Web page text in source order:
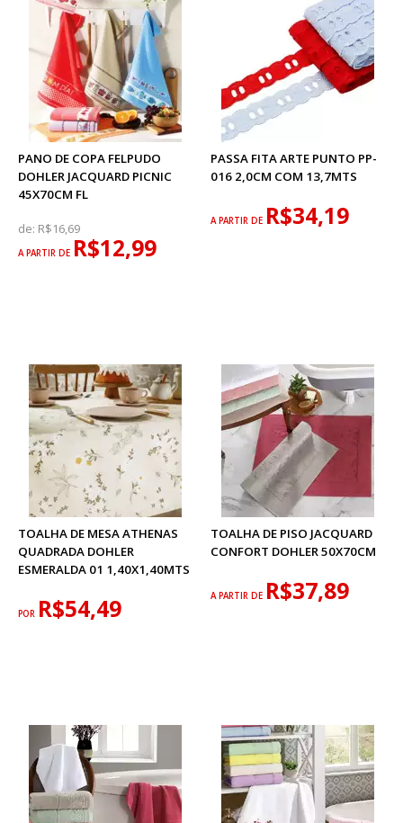
PANO DE COPA FELPUDO
DOHLER JACQUARD PICNIC
45X70CM FL
de: R$16,69
A PARTIR DE R$12,99
PASSA FITA ARTE PUNTO PP-
016 2,0CM COM 13,7MTS
A PARTIR DE R$34,19
TOALHA DE MESA ATHENAS
QUADRADA DOHLER
ESMERALDA 01 1,40X1,40MTS
POR R$54,49
TOALHA DE PISO JACQUARD
CONFORT DOHLER 50X70CM
A PARTIR DE R$37,89